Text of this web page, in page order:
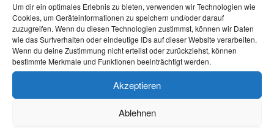
Um dir ein optimales Erlebnis zu bieten, verwenden wir Technologien wie
Cookies, um Geräteinformationen zu speichern und/oder darauf
zuzugreifen. Wenn du diesen Technologien zustimmst, können wir Daten
wie das Surfverhalten oder eindeutige IDs auf dieser Website verarbeiten.
Wenn du deine Zustimmung nicht erteilst oder zurückziehst, können
bestimmte Merkmale und Funktionen beeinträchtigt werden.
Akzeptieren
Ablehnen